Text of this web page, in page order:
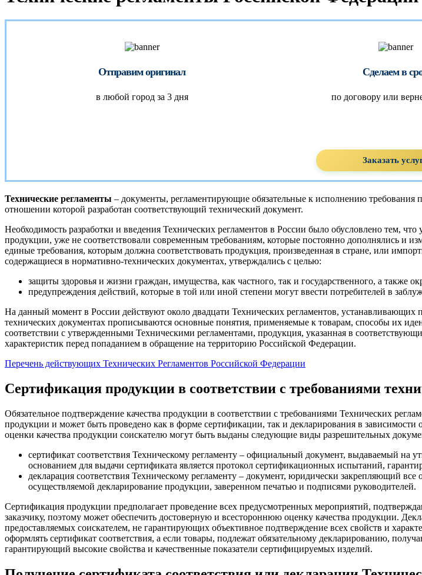
Отправим оригинал
в любой город за 3 дня
Сделаем в
по договору или
Заказать
Технические регламенты – документы, регламентирующие обязательные к исполнению требования
отношении которой разработан соответствующий технический документ.
Необходимость разработки и введения Технических регламентов в России было обусловлено тем,
продукции, уже не соответствовали современным требованиям, которые постоянно дополнялись и
единые требования, которым должна соответствовать продукция, произведенная в стране, или
содержащиеся в нормативно-технических документах, утверждались с целью:
защиты здоровья и жизни граждан, имущества, как частного, так и государственного, а
предупреждения действий, которые в той или иной степени могут ввести потребителей в
На данный момент в России действуют около двадцати Технических регламентов,
технических документах прописываются основные понятия, применяемые к товарам, способы их
соответствии с утвержденными Техническими регламентами, продукция, указанная в
характеристик перед попаданием в обращение на территорию Российской Федерации.
Перечень действующих Технических Регламентов Российской Федерации
Сертификация продукции в соответствии с требованиями
Обязательное подтверждение качества продукции в соответствии с требованиями Технических
продукции и может быть проведено как в форме сертификации, так и декларирования в
оценки качества продукции соискателю могут быть выданы следующие виды разрешительных
сертификат соответствия Техническому регламенту – официальный документ, выдаваемый на
основанием для выдачи сертификата является протокол сертификационных испытаний,
декларация соответствия Техническому регламенту – документ, юридически закрепляющий
осуществляемой декларирование продукции, заверенном печатью и подписями руководителей.
Сертификация продукции предполагает проведение всех предусмотренных мероприятий,
заказчику, поэтому может обеспечить достоверную и всестороннюю оценку качества продукции.
предоставляемых соискателем, не гарантирующих объективное подтверждение всех свойств и
оформлять сертификат соответствия, а если товары, подлежат обязательному декларированию,
гарантирующий высокие свойства и качественные показатели сертифицируемых изделий.